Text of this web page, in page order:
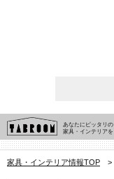
あなたにピッタリの
家具・インテリアを
家具・インテリア情報TOP >